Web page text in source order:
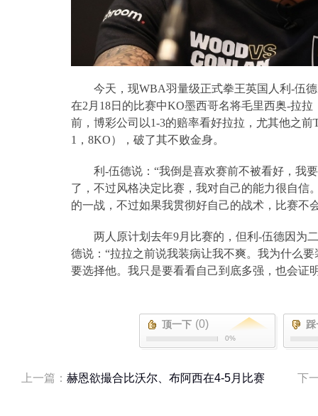
今天，现WBA羽量级正式拳王英国人利 -伍
在2 月 18日的比赛中KO墨西哥名将毛里西奥-拉拉
前，博彩公司以1-3的赔率看好拉拉，尤其他之前
1 ， 8KO），破了其不败金身。
利 -伍德说：“我倒是喜欢赛前不被看好，我
了，不过风格决定比赛，我对自己的能力很自信
的一战，不过如果我贯彻好自己的战术，比赛不
两人原计划去年9月比赛的，但利 -伍德因为
德说：“拉拉之前说我装病让我不爽。我为什么
要选择他。我只是要看看自己到底多强，也会证
顶一下 (0)
0%
下
上一篇： 赫恩欲撮合比沃尔、布阿西在4-5月比赛